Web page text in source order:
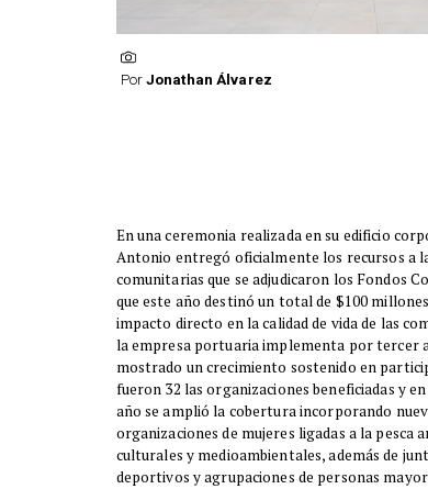
Por Jonathan Álvarez
​En una ceremonia realizada en su edificio
Antonio entregó oficialmente los recursos a
comunitarias que se adjudicaron los Fondos
que este año destinó un total de $100
impacto directo en la calidad de vida de las
la empresa portuaria implementa por tercer
mostrado un crecimiento sostenido en
fueron 32 las organizaciones beneficiadas y
año se amplió la cobertura incorporando
organizaciones de mujeres ligadas a la pesca
culturales y medioambientales, además de
deportivos y agrupaciones de personas